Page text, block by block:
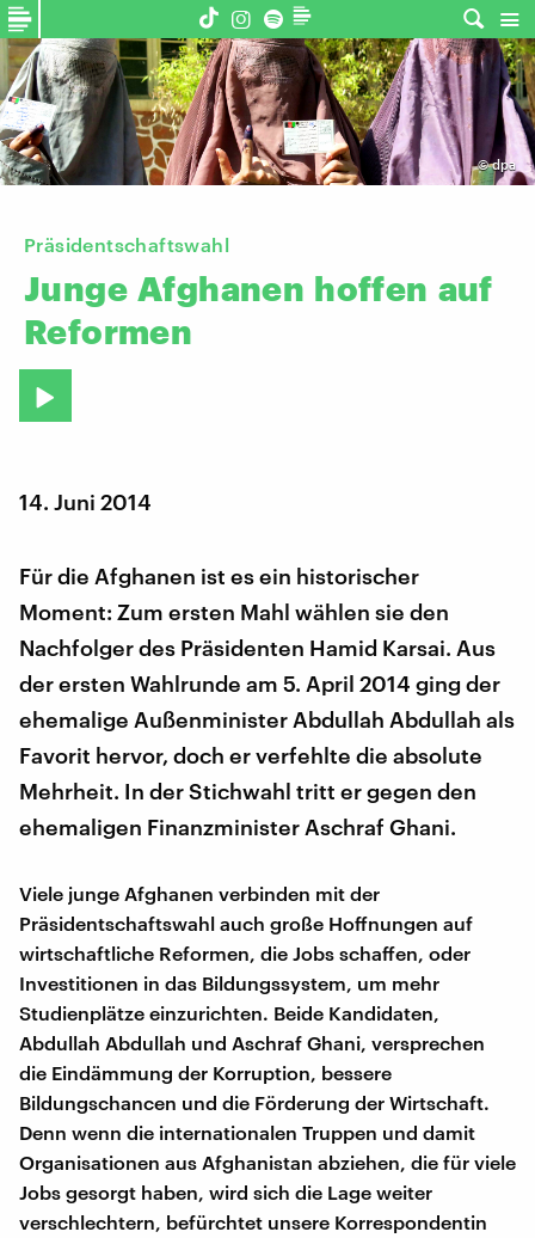
©dpa
Präsidentschaftswahl
Junge Afghanen hoffen auf
Reformen
14. Juni 2014
Für die Afghanen ist es ein historischer
Moment: Zum ersten Mahl wählen sie den
Nachfolger des Präsidenten Hamid Karsai. Aus
der ersten Wahlrunde am 5. April 2014 ging der
ehemalige Außenminister Abdullah Abdullah als
Favorit hervor, doch er verfehlte die absolute
Mehrheit. In der Stichwahl tritt er gegen den
ehemaligen Finanzminister Aschraf Ghani.
Viele junge Afghanen verbinden mit der
Präsidentschaftswahl auch große Hoffnungen auf
wirtschaftliche Reformen, die Jobs schaffen, oder
Investitionen in das Bildungssystem, um mehr
Studienplätze einzurichten. Beide Kandidaten,
Abdullah Abdullah und Aschraf Ghani, versprechen
die Eindämmung der Korruption, bessere
Bildungschancen und die Förderung der Wirtschaft.
Denn wenn die internationalen Truppen und damit
Organisationen aus Afghanistan abziehen, die für viele
Jobs gesorgt haben, wird sich die Lage weiter
verschlechtern, befürchtet unsere Korrespondentin